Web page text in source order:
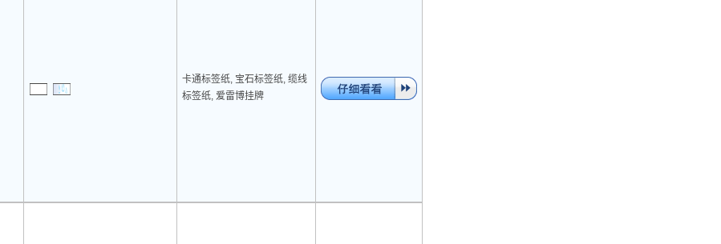
卡通标签纸, 宝石标签纸, 缆线
标签纸, 爱雷博挂牌